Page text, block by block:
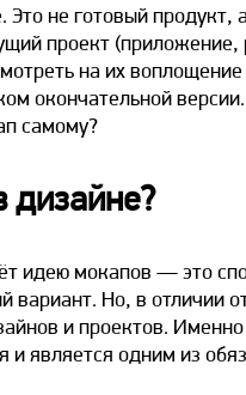
не готовый продукт,
проект
на их
окончательной
самому?
идею мокапов — это
Но, в отличии
и проектов.
является одним из